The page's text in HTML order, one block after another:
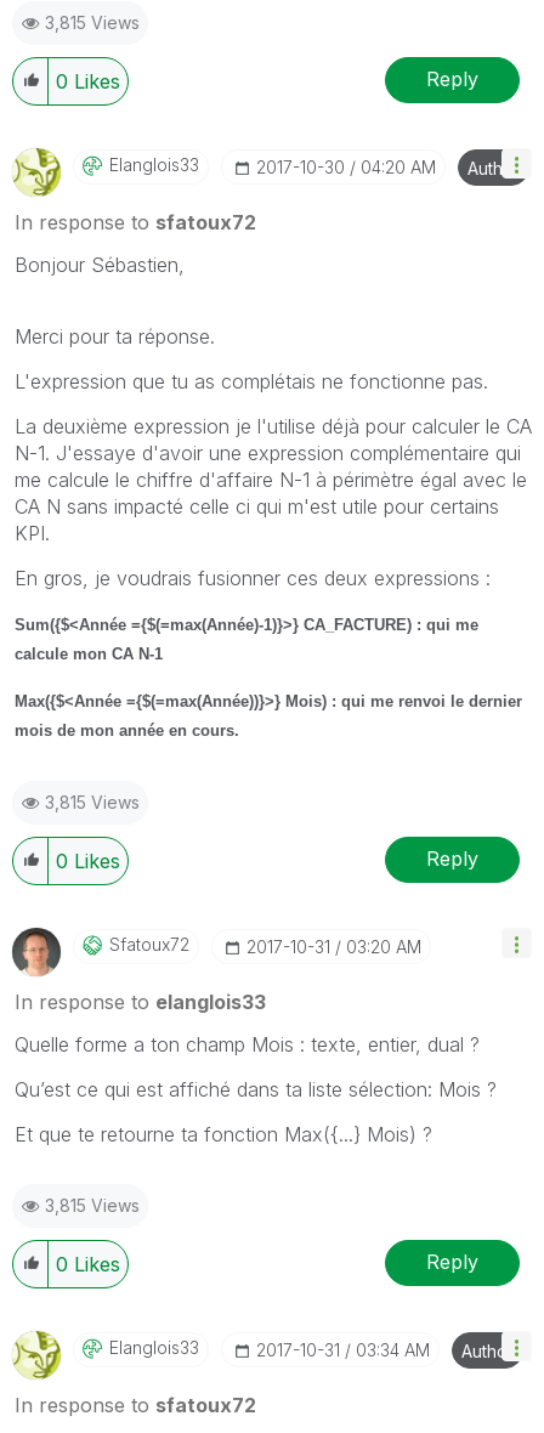
3,815 Views
0 Likes Reply
Elanglois33 ‎2017-10-30 04:20 AM Author
In response to sfatoux72
Bonjour Sébastien,
Merci pour ta réponse.
L'expression que tu as complétais ne fonctionne pas.
La deuxième expression je l'utilise déjà pour calculer le CA
N-1. J'essaye d'avoir une expression complémentaire qui
me calcule le chiffre d'affaire N-1 à périmètre égal avec le
CA N sans impacté celle ci qui m'est utile pour certains
KPI.
En gros, je voudrais fusionner ces deux expressions :
Sum({$<Année ={$(=max(Année)-1)}>} CA_FACTURE) : qui me
calcule mon CA N-1
Max({$<Année ={$(=max(Année))}>} Mois) : qui me renvoi le dernier
mois de mon année en cours.
3,815 Views
0 Likes Reply
Sfatoux72 ‎2017-10-31 03:20 AM
In response to elanglois33
‌Quelle forme a ton champ Mois : texte, entier, dual ?
Qu’est ce qui est affiché dans ta liste sélection: Mois ?
Et que te retourne ta fonction Max({...} Mois) ?
3,815 Views
0 Likes Reply
Elanglois33 ‎2017-10-31 03:34 AM Author
In response to sfatoux72